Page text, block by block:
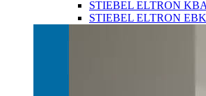
STIEBEL ELTRON
STIEBEL ELTRON